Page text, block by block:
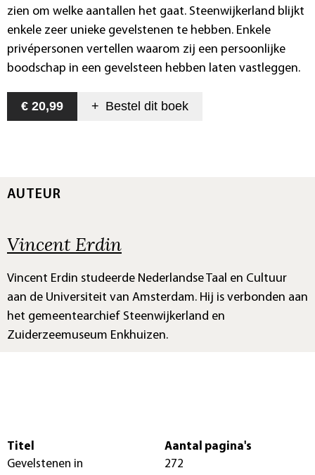
zien om welke aantallen het gaat. Steenwijkerland blijkt
enkele zeer unieke gevelstenen te hebben. Enkele
privépersonen vertellen waarom zij een persoonlijke
boodschap in een gevelsteen hebben laten vastleggen.
€ 20,99 + Bestel dit boek
AUTEUR
Vincent Erdin
Vincent Erdin studeerde Nederlandse Taal en Cultuur
aan de Universiteit van Amsterdam. Hij is verbonden aan
het gemeentearchief Steenwijkerland en
Zuiderzeemuseum Enkhuizen.
Titel
Gevelstenen in
Aantal pagina's
272